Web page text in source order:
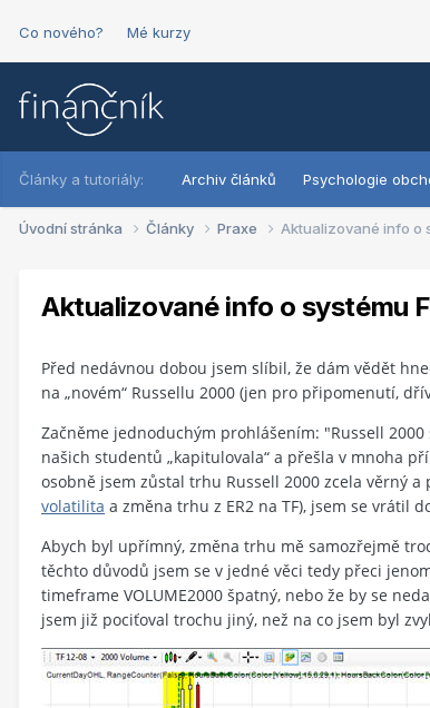
Co nového? Mé kurzy
Články a tutoriály: Archiv článků Psychologie
Úvodní stránka Články Praxe Aktualizované info o
Aktualizované info o systému
Před nedávnou dobou jsem slíbil, že dám vědět
na „novém“ Russellu 2000 (jen pro připomenutí,
Začněme jednoduchým prohlášením: "Russell
našich studentů „kapitulovala“ a přešla v mnoha
osobně jsem zůstal trhu Russell 2000 zcela věrný
volatilita a změna trhu z ER2 na TF), jsem se vrátil
Abych byl upřímný, změna trhu mě samozřejmě
těchto důvodů jsem se v jedné věci tedy přeci
timeframe VOLUME2000 špatný, nebo že by se
jsem již pociťoval trochu jiný, než na co jsem byl